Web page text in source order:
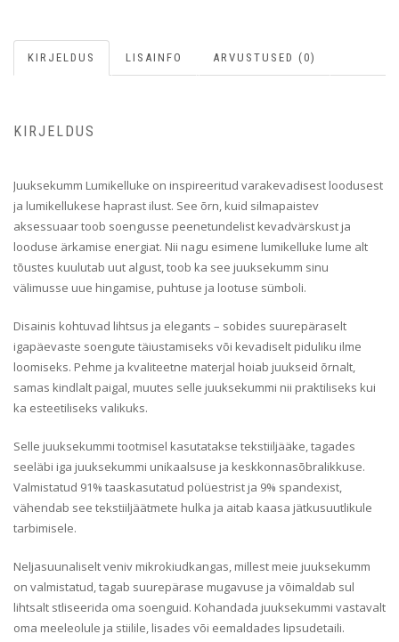
KIRJELDUS LISAINFO ARVUSTUSED (0)
KIRJELDUS
Juuksekumm Lumikelluke on inspireeritud varakevadisest loodusest
ja lumikellukese haprast ilust. See õrn, kuid silmapaistev
aksessuaar toob soengusse peenetundelist kevadvärskust ja
looduse ärkamise energiat. Nii nagu esimene lumikelluke lume alt
tõustes kuulutab uut algust, toob ka see juuksekumm sinu
välimusse uue hingamise, puhtuse ja lootuse sümboli.
Disainis kohtuvad lihtsus ja elegants – sobides suurepäraselt
igapäevaste soengute täiustamiseks või kevadiselt piduliku ilme
loomiseks. Pehme ja kvaliteetne materjal hoiab juukseid õrnalt,
samas kindlalt paigal, muutes selle juuksekummi nii praktiliseks kui
ka esteetiliseks valikuks.
Selle juuksekummi tootmisel kasutatakse tekstiiljääke, tagades
seeläbi iga juuksekummi unikaalsuse ja keskkonnasõbralikkuse.
Valmistatud 91% taaskasutatud polüestrist ja 9% spandexist,
vähendab see tekstiiljäätmete hulka ja aitab kaasa jätkusuutlikule
tarbimisele.
Neljasuunaliselt veniv mikrokiudkangas, millest meie juuksekumm
on valmistatud, tagab suurepärase mugavuse ja võimaldab sul
lihtsalt stliseerida oma soenguid. Kohandada juuksekummi vastavalt
oma meeleolule ja stiilile, lisades või eemaldades lipsudetaili.